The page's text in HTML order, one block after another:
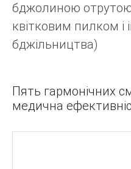
бджолиною
квітковим пилком
бджільництва)
Пять гармонічних
медична